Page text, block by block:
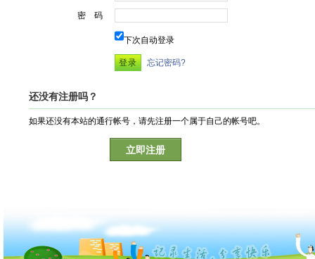
密 码
下次自动登录
忘记密码?
还没有注册吗？
如果还没有本站的通行帐号，请先注册一个属于自己的帐号吧。
立即注册